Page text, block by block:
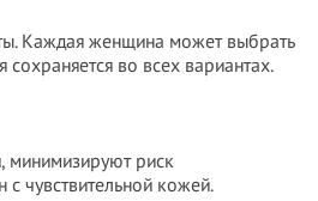
Каждая женщина может выбрать
во всех вариантах.
минимизируют риск
чувствительной кожей.